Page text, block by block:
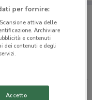
Tutti i negozi CZ Store
per fornire:
attiva delle
Archiviare
e contenuti
dei contenuti e degli
Accetto